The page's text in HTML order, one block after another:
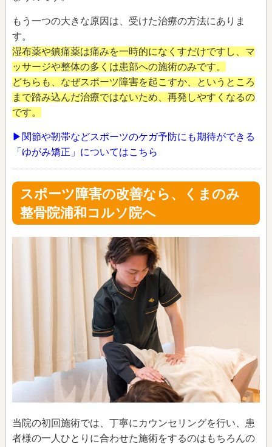
もう一つの大きな原因は、受けた治療の方法にありま
す。
湿布薬や鎮痛薬は痛みを一時的になくすだけですし、マ
ッサージや整体の多くは患部への施術のみです。
どちらも、なぜスポーツ障害を起こすか、というところ
まで踏み込んだ治療ではないため、再発しやすくなるの
です。
▶関節や靭帯などスポーツのケガ予防にも期待ができる
「ゆがみ矯正」についてはこちら
スポーツ障害の改善なら、くまのみ
整骨院浦和コルソ院へ
当院の初回施術では、丁寧にカウンセリングを行い、患
者様の一人ひとりに合わせた施術をするのはもちろんの